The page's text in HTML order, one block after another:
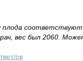
соответствуют
вес был 2060.
ов